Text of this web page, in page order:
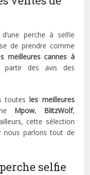
perche à selfie
de prendre comme
meilleures cannes à
des avis des
toutes les meilleures
Mpow, BlitzWolf,
cette sélection
nous parlons tout de
selfie